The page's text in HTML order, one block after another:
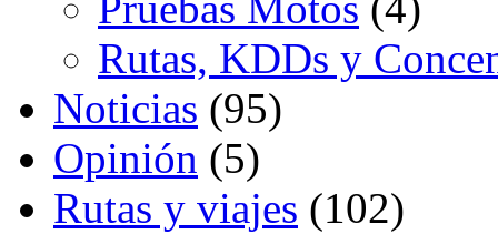
Rutas, KDDs y
Noticias (95)
Opinión (5)
Rutas y viajes (102)